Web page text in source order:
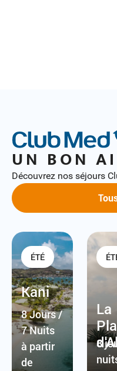
UN BON
Découvrez nos séjours
ÉTÉ
Kani
8 Jours /
7 Nuits
à partir
de
La
8